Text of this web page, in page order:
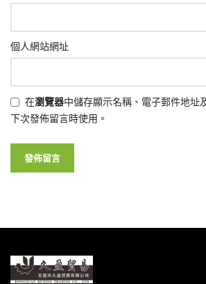
個人網站網址
在瀏覽器中儲存顯示名稱、電子郵件地址
下次發佈留言時使用。